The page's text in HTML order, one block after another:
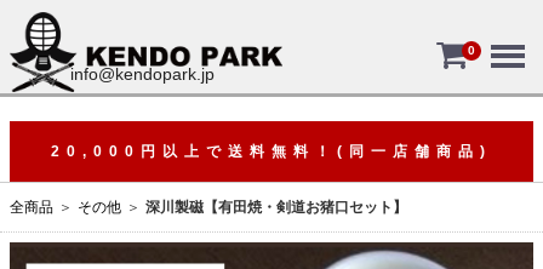
info@kendopark.jp
0
20,000円以上で送料無料！(同一店舗商品)
全商品 その他 深川製磁【有田焼・剣道お猪口セット】